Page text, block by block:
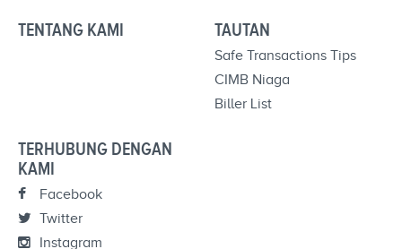
TENTANG KAMI TAUTAN
Safe Transactions Tips
CIMB Niaga
Biller List
TERHUBUNG DENGAN
KAMI
Facebook
Twitter
Instagram